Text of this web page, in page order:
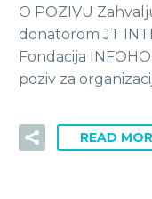
O POZIVU
donatorom JT
Fondacija
poziv za
READ